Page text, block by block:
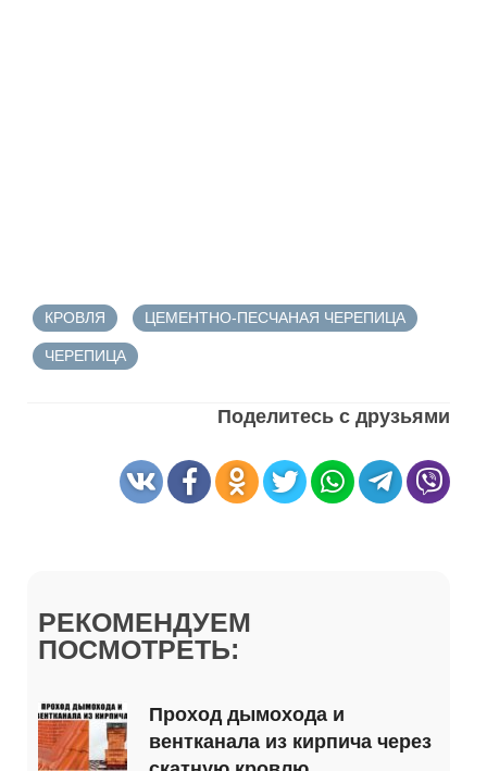
КРОВЛЯ ЦЕМЕНТНО-ПЕСЧАНАЯ ЧЕРЕПИЦА
ЧЕРЕПИЦА
Поделитесь с друзьями
РЕКОМЕНДУЕМ
ПОСМОТРЕТЬ:
Проход дымохода и
вентканала из кирпича через